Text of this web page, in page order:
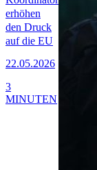
erhöhen
den Druck
auf die EU
22.05.2026
3
MINUTEN